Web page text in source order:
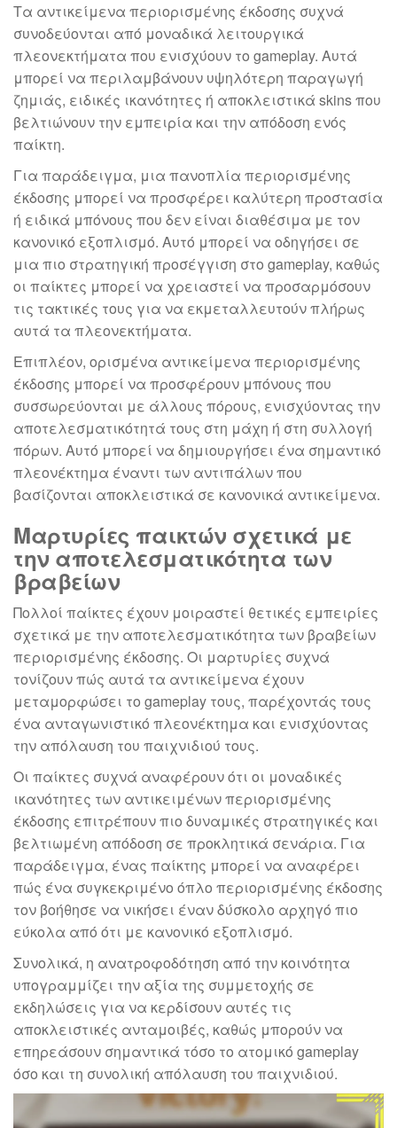
Τα αντικείμενα περιορισμένης έκδοσης συχνά
συνοδεύονται από μοναδικά λειτουργικά
πλεονεκτήματα που ενισχύουν το gameplay. Αυτά
μπορεί να περιλαμβάνουν υψηλότερη παραγωγή
ζημιάς, ειδικές ικανότητες ή αποκλειστικά skins που
βελτιώνουν την εμπειρία και την απόδοση ενός
παίκτη.
Για παράδειγμα, μια πανοπλία περιορισμένης
έκδοσης μπορεί να προσφέρει καλύτερη προστασία
ή ειδικά μπόνους που δεν είναι διαθέσιμα με τον
κανονικό εξοπλισμό. Αυτό μπορεί να οδηγήσει σε
μια πιο στρατηγική προσέγγιση στο gameplay, καθώς
οι παίκτες μπορεί να χρειαστεί να προσαρμόσουν
τις τακτικές τους για να εκμεταλλευτούν πλήρως
αυτά τα πλεονεκτήματα.
Επιπλέον, ορισμένα αντικείμενα περιορισμένης
έκδοσης μπορεί να προσφέρουν μπόνους που
συσσωρεύονται με άλλους πόρους, ενισχύοντας την
αποτελεσματικότητά τους στη μάχη ή στη συλλογή
πόρων. Αυτό μπορεί να δημιουργήσει ένα σημαντικό
πλεονέκτημα έναντι των αντιπάλων που
βασίζονται αποκλειστικά σε κανονικά αντικείμενα.
Μαρτυρίες παικτών σχετικά με
την αποτελεσματικότητα των
βραβείων
Πολλοί παίκτες έχουν μοιραστεί θετικές εμπειρίες
σχετικά με την αποτελεσματικότητα των βραβείων
περιορισμένης έκδοσης. Οι μαρτυρίες συχνά
τονίζουν πώς αυτά τα αντικείμενα έχουν
μεταμορφώσει το gameplay τους, παρέχοντάς τους
ένα ανταγωνιστικό πλεονέκτημα και ενισχύοντας
την απόλαυση του παιχνιδιού τους.
Οι παίκτες συχνά αναφέρουν ότι οι μοναδικές
ικανότητες των αντικειμένων περιορισμένης
έκδοσης επιτρέπουν πιο δυναμικές στρατηγικές και
βελτιωμένη απόδοση σε προκλητικά σενάρια. Για
παράδειγμα, ένας παίκτης μπορεί να αναφέρει
πώς ένα συγκεκριμένο όπλο περιορισμένης έκδοσης
τον βοήθησε να νικήσει έναν δύσκολο αρχηγό πιο
εύκολα από ότι με κανονικό εξοπλισμό.
Συνολικά, η ανατροφοδότηση από την κοινότητα
υπογραμμίζει την αξία της συμμετοχής σε
εκδηλώσεις για να κερδίσουν αυτές τις
αποκλειστικές ανταμοιβές, καθώς μπορούν να
επηρεάσουν σημαντικά τόσο το ατομικό gameplay
όσο και τη συνολική απόλαυση του παιχνιδιού.